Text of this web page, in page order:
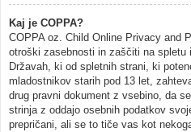
Kaj je COPPA?
COPPA oz. Child Online Privacy and
otroški zasebnosti in zaščiti na spletu
Državah, ki od spletnih strani, ki
mladostnikov starih pod 13 let,
drug pravni dokument z vsebino, da
strinja z oddajo osebnih podatkov
prepričani, ali se to tiče vas kot